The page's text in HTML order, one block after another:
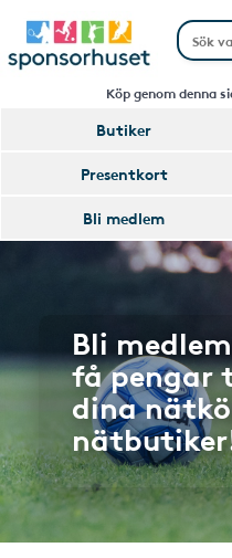
Köp genom denna
Butiker
Presentkort
Bli medlem
Bli
få pengar
dina